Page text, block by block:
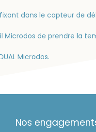
dans le capteur de
de prendre la
Microdos.
Nos